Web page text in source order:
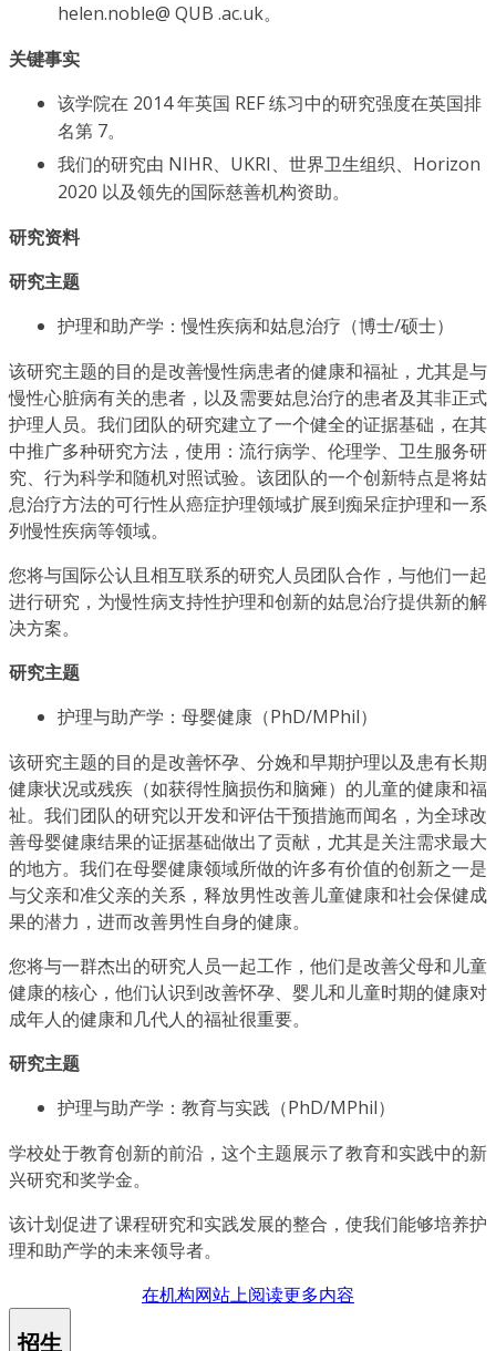
helen.noble@ QUB .ac.uk。
关键事实
该学院在 2014 年英国 REF 练习中的研究强度在英国排
名第 7。
我们的研究由 NIHR、UKRI、世界卫生组织、Horizon
2020 以及领先的国际慈善机构资助。
研究资料
研究主题
护理和助产学：慢性疾病和姑息治疗（博士/硕士）
该研究主题的目的是改善慢性病患者的健康和福祉，尤其是与
慢性心脏病有关的患者，以及需要姑息治疗的患者及其非正式
护理人员。我们团队的研究建立了一个健全的证据基础，在其
中推广多种研究方法，使用：流行病学、伦理学、卫生服务研
究、行为科学和随机对照试验。该团队的一个创新特点是将姑
息治疗方法的可行性从癌症护理领域扩展到痴呆症护理和一系
列慢性疾病等领域。
您将与国际公认且相互联系的研究人员团队合作，与他们一起
进行研究，为慢性病支持性护理和创新的姑息治疗提供新的解
决方案。
研究主题
护理与助产学：母婴健康（PhD/MPhil）
该研究主题的目的是改善怀孕、分娩和早期护理以及患有长期
健康状况或残疾（如获得性脑损伤和脑瘫）的儿童的健康和福
祉。我们团队的研究以开发和评估干预措施而闻名，为全球改
善母婴健康结果的证据基础做出了贡献，尤其是关注需求最大
的地方。我们在母婴健康领域所做的许多有价值的创新之一是
与父亲和准父亲的关系，释放男性改善儿童健康和社会保健成
果的潜力，进而改善男性自身的健康。
您将与一群杰出的研究人员一起工作，他们是改善父母和儿童
健康的核心，他们认识到改善怀孕、婴儿和儿童时期的健康对
成年人的健康和几代人的福祉很重要。
研究主题
护理与助产学：教育与实践（PhD/MPhil）
学校处于教育创新的前沿，这个主题展示了教育和实践中的新
兴研究和奖学金。
该计划促进了课程研究和实践发展的整合，使我们能够培养护
理和助产学的未来领导者。
在机构网站上阅读更多内容
招生